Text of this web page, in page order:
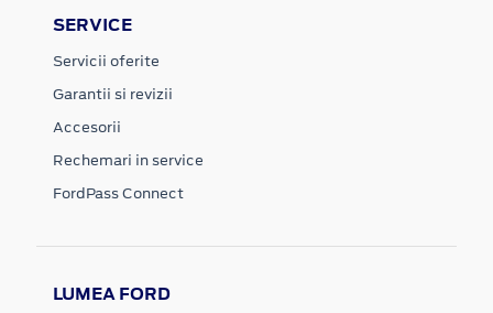
SERVICE
Servicii oferite
Garantii si revizii
Accesorii
Rechemari in service
FordPass Connect
LUMEA FORD